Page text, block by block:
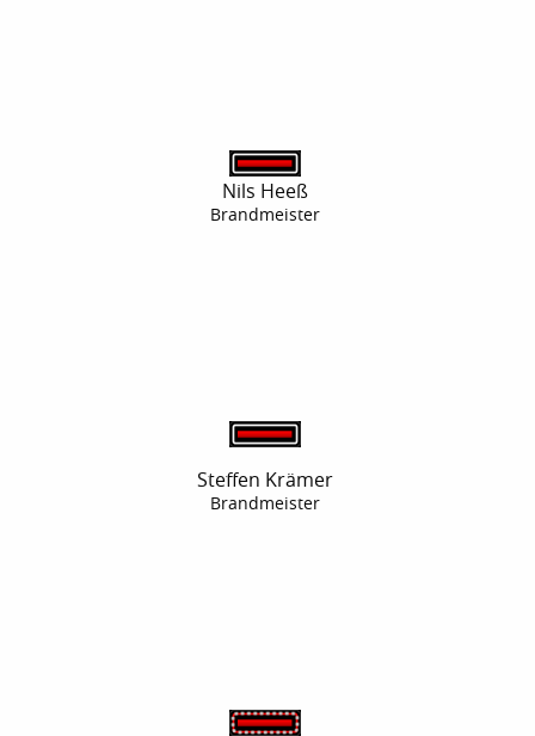
Nils Heeß
Brandmeister
Steffen Krämer
Brandmeister